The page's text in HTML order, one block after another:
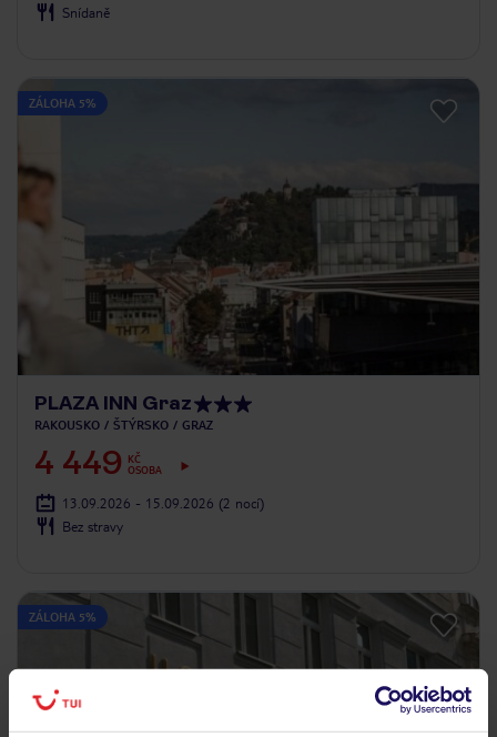
Snídaně
ZÁLOHA 5%
PLAZA INN Graz
RAKOUSKO ŠTÝRSKO GRAZ
4 449
KČ
OSOBA
13.09.2026 - 15.09.2026 (2 nocí)
Bez stravy
ZÁLOHA 5%